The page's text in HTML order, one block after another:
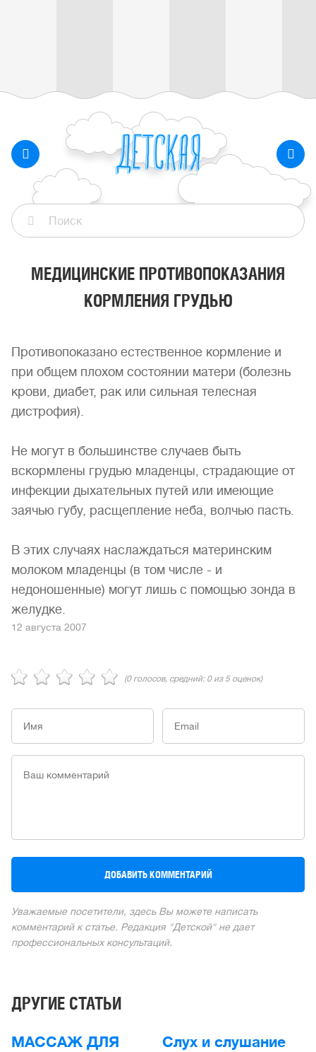
МЕДИЦИНСКИЕ ПРОТИВОПОКАЗАНИЯ
КОРМЛЕНИЯ ГРУДЬЮ
Противопоказано естественное кормление и
при общем плохом состоянии матери (болезнь
крови, диабет, рак или сильная телесная
дистрофия).
Не могут в большинстве случаев быть
вскормлены грудью младенцы, страдающие от
инфекции дыхательных путей или имеющие
заячью губу, расщепление неба, волчью пасть.
В этих случаях наслаждаться материнским
молоком младенцы (в том числе - и
недоношенные) могут лишь с помощью зонда в
желудке.
12 августа 2007
(0голосов, средний: 0из 5 оценок)
Уважаемые посетители, здесь Вы можете написать
комментарий к статье. Редакция "Детской" не дает
профессиональных консультаций.
ДРУГИЕ СТАТЬИ
МАССАЖ ДЛЯ
Слух и слушание